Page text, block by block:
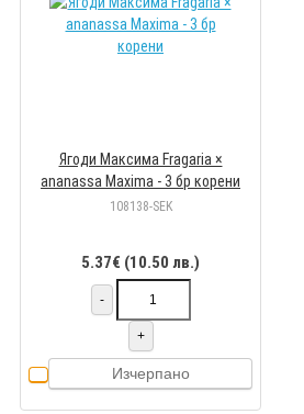
Ягоди Максима Fragaria ×
ananassa Maxima - 3 бр корени
108138-SEK
5.37€ (10.50 лв.)
-
+
Изчерпано